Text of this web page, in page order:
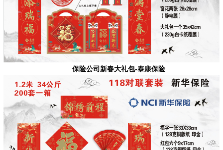
保险公司新春大礼包-泰康保险